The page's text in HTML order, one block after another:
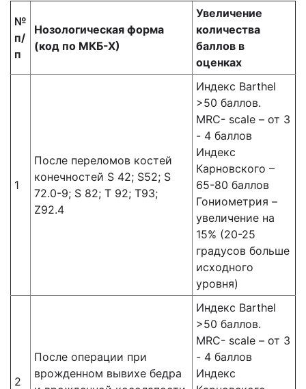
№
п/
п
Нозологическая форма
(код по МКБ-Х)
Увеличение
количества
баллов в
оценках
1
После переломов костей
конечностей S 42; S52; S
72.0-9; S 82; T 92; Т93;
Z92.4
Индекс Barthel
>50 баллов.
MRC- scale – от 3
- 4 баллов
Индекс
Карновского –
65-80 баллов
Гониометрия –
увеличение на
15% (20-25
градусов больше
исходного
уровня)
2
После операции при
врожденном вывихе бедра
Индекс Barthel
>50 баллов.
MRC- scale – от 3
- 4 баллов
Индекс